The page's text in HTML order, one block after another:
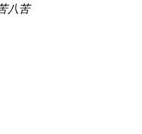
八苦